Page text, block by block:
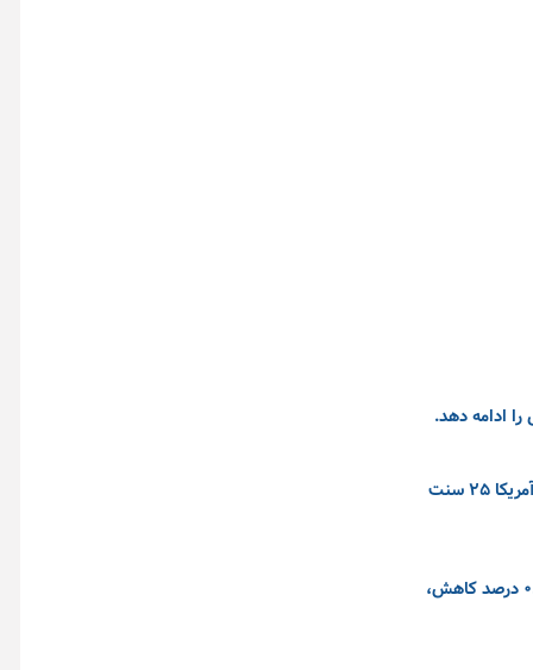
قیمت آتی نفت برنت ۱۶ سنت معادل ۰.۲ درصد کاهش یافت و به ۷۸ دلار و ۸۰ سنت در هر بشکه رسید، در حالی که قیمت نفت وست تگزاس اینترمدیت آمریکا ۲۵ سنت
قیمت هر اونس طلا برای تحویل فوری، در ۴۳۳۱ دلار و ۲۹ سنت ثابت ماند. قیمت هر اونس طلا در بازار معاملات آتی آمریکا برای تحویل در ماه اوت، با ۰.۱ درصد کاهش،